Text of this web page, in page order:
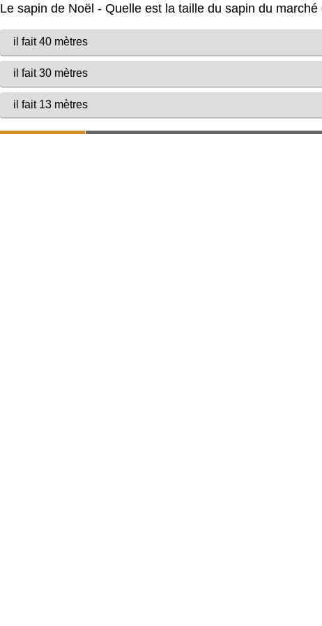
Le sapin de Noël - Quelle est la taille du sapin du
il fait 40 mètres
il fait 30 mètres
il fait 13 mètres